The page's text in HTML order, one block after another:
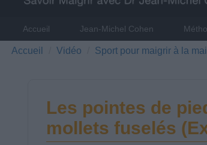
Accueil Jean-Michel Cohen
Accueil Vidéo Sport pour maigrir à la
Les pointes de
mollets fuselés